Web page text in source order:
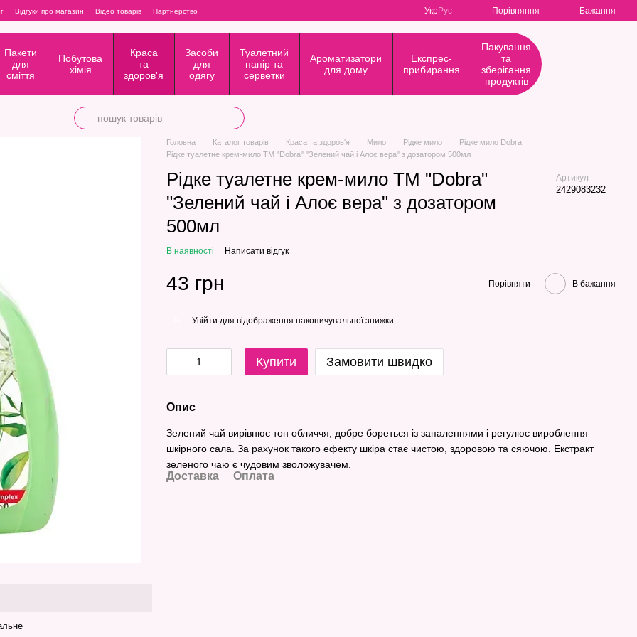
Відгуки про магазин Відео товарів Партнерство УкрРус Порівняння Бажання
Пакети
для
сміття
Побутова
хімія
Краса
та
здоров'я
Засоби
для
одягу
Туалетний
папір та
серветки
Ароматизатори
для дому
Експрес-
прибирання
Пакування
та
зберігання
продуктів
Головна Каталог товарів Краса та здоров'я Мило Рідке мило
Рідке мило Dobra
Рідке туалетне крем-мило ТМ "Dobra" "Зелений чай і Алоє вера" з дозатором 500мл
Рідке туалетне крем-мило ТМ "Dobra"
"Зелений чай і Алоє вера" з дозатором
500мл
Артикул
2429083232
В наявності Написати відгук
43 грн Порівняти В бажання
Увійти для відображення накопичувальної знижки
Купити Замовити швидко
Опис
Зелений чай вирівнює тон обличчя, добре бореться із запаленнями і регулює вироблення
шкірного сала. За рахунок такого ефекту шкіра стає чистою, здоровою та сяючою. Екстракт
зеленого чаю є чудовим зволожувачем.
Доставка Оплата